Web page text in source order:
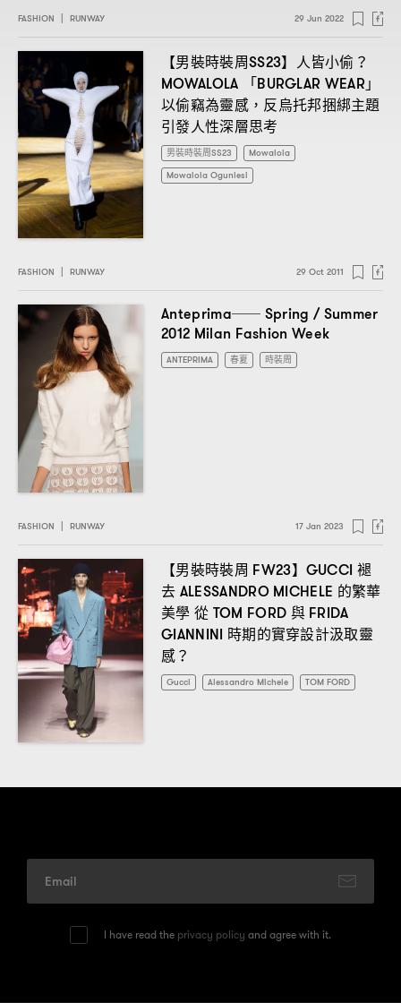
FASHION | RUNWAY 29 Jun 2022
【男裝時裝周SS23】人皆小偷 ？
MOWALOLA
「BURGLAR WEAR」
以偷竊為靈感， 反烏托邦捆綁主題
引發人性深層思考
男裝時裝周SS23
Mowalola
Mowalola Ogunlesi
FASHION RUNWAY 29 Oct 2011
Anteprima── Spring / Summer
2012 Milan Fashion Week
ANTEPRIMA 春夏 時裝周
FASHION RUNWAY 17 Jan 2023
【男裝時裝周 FW23】 GUCCI 褪
去 ALESSANDRO MICHELE 的繁華
美學 從 TOM FORD 與FRIDA
GIANNINI 時期的實穿設計汲取靈
感？
Gucci Alessandro Michele TOM FORD
I have read the privacy policy and agree with it.